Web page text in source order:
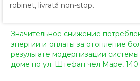
robinet, livrată non-stop.
Значительное снижение
энергии и оплаты за отопление
результате модернизации
доме по ул. Штефан чел Маре, 140